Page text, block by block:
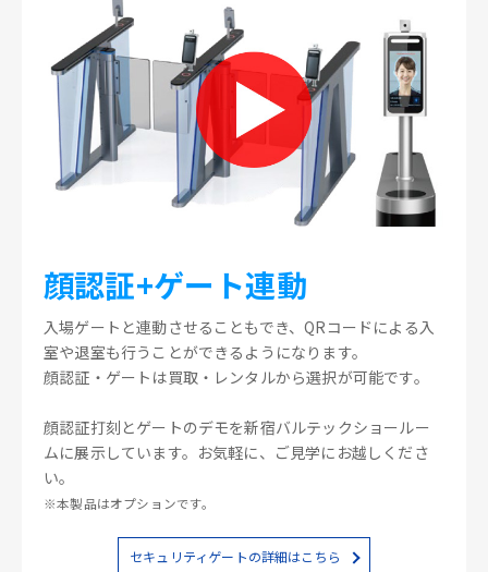
顔認証+ゲート連動
入場ゲートと連動させることもでき、QRコードによる入
室や退室も行うことができるようになります。
顔認証・ゲートは買取・レンタルから選択が可能です。
顔認証打刻とゲートのデモを新宿バルテックショールー
ムに展示しています。お気軽に、ご見学にお越しくださ
い。
※本製品はオプションです。
セキュリティゲートの詳細はこちら